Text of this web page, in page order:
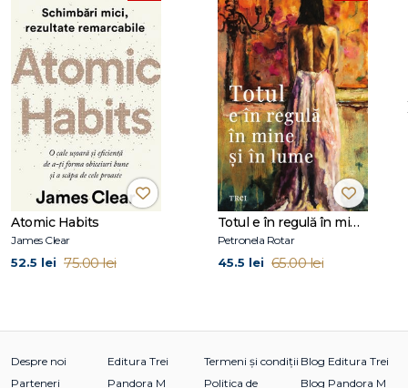
Atomic Habits
James Clear
52.5 lei 75.00 lei
Totul e în regulă în mine și în lume
Petronela Rotar
45.5 lei 65.00 lei
Despre noi
Parteneri
Editura Trei
Pandora M
Termeni și condiții
Politica de
Blog Editura Trei
Blog Pandora M